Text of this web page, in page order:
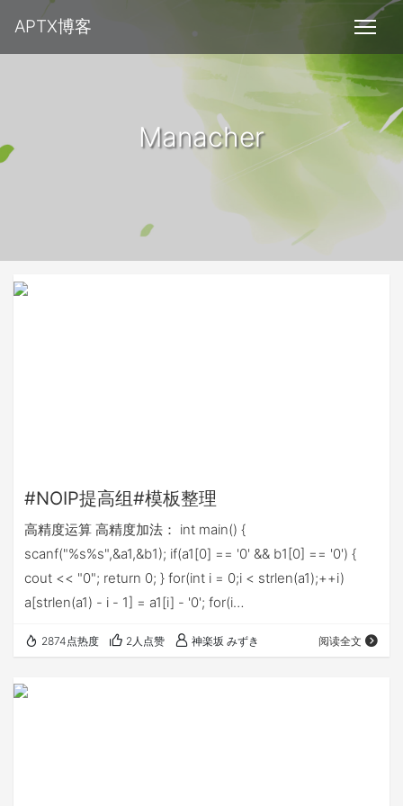
APTX博客
Manacher
#NOIP提高组#模板整理
高精度运算 高精度加法： int main() {
scanf("%s%s",&a1,&b1); if(a1[0] == '0' && b1[0] == '0') {
cout << "0"; return 0; } for(int i = 0;i < strlen(a1);++i)
a[strlen(a1) - i - 1] = a1[i] - '0'; for(i…
2874点热度 2人点赞 神楽坂 みずき 阅读全文